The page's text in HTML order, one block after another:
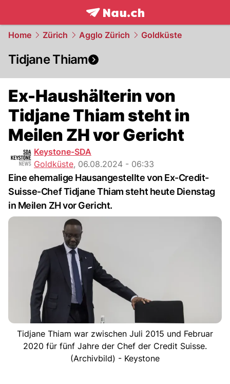
frontpage.NAU.ch
Home Zürich Agglo Zürich Goldküste
Tidjane Thiam
Ex-Haushälterin von
Tidjane Thiam steht in
Meilen ZH vor Gericht
Keystone-SDA
Goldküste, 06.08.2024 - 06:33
Eine ehemalige Hausangestellte von Ex-Credit-
Suisse-Chef Tidjane Thiam steht heute Dienstag
in Meilen ZH vor Gericht.
Tidjane Thiam war zwischen Juli 2015 und Februar
2020 für fünf Jahre der Chef der Credit Suisse.
(Archivbild) - Keystone